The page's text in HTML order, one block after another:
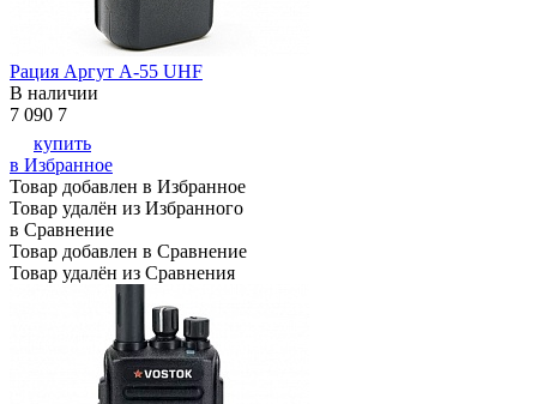
Рация Аргут А-55 UHF
В наличии
7 090 7
купить
в Избранное
Товар добавлен в Избранное
Товар удалён из Избранного
в Сравнение
Товар добавлен в Сравнение
Товар удалён из Сравнения